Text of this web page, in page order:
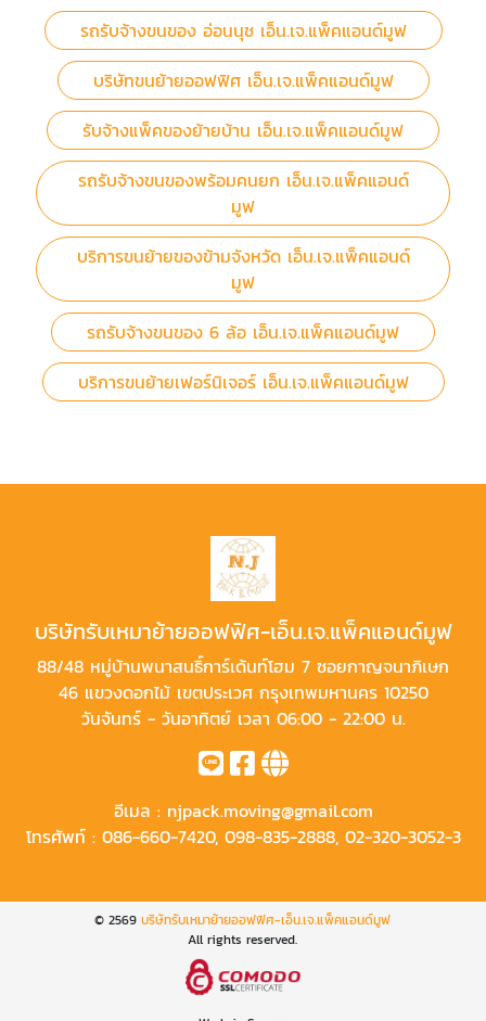
รถรับจ้างขนของ อ่อนนุช เอ็น.เจ.แพ็คแอนด์มูฟ
บริษัทขนย้ายออฟฟิศ เอ็น.เจ.แพ็คแอนด์มูฟ
รับจ้างแพ็คของย้ายบ้าน เอ็น.เจ.แพ็คแอนด์มูฟ
รถรับจ้างขนของพร้อมคนยก เอ็น.เจ.แพ็คแอนด์
มูฟ
บริการขนย้ายของข้ามจังหวัด เอ็น.เจ.แพ็คแอนด์
มูฟ
รถรับจ้างขนของ 6 ล้อ เอ็น.เจ.แพ็คแอนด์มูฟ
บริการขนย้ายเฟอร์นิเจอร์ เอ็น.เจ.แพ็คแอนด์มูฟ
บริษัทรับเหมาย้ายออฟฟิศ-เอ็น.เจ.แพ็คแอนด์มูฟ
88/48 หมู่บ้านพนาสนธิ์การ์เด้นท์โฮม 7 ซอยกาญจนาภิเษก
46 แขวงดอกไม้ เขตประเวศ กรุงเทพมหานคร 10250
วันจันทร์ - วันอาทิตย์ เวลา 06:00 - 22:00 น.
อีเมล : njpack.moving@gmail.com
โทรศัพท์ : 086-660-7420, 098-835-2888, 02-320-3052-3
© 2569บริษัทรับเหมาย้ายออฟฟิศ-เอ็น.เจ.แพ็คแอนด์มูฟ
All rights reserved.